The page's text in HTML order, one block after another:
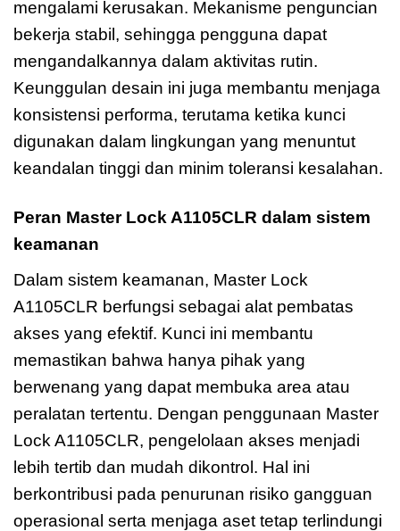
mengalami kerusakan. Mekanisme penguncian
bekerja stabil, sehingga pengguna dapat
mengandalkannya dalam aktivitas rutin.
Keunggulan desain ini juga membantu menjaga
konsistensi performa, terutama ketika kunci
digunakan dalam lingkungan yang menuntut
keandalan tinggi dan minim toleransi kesalahan.
Peran Master Lock A1105CLR dalam sistem
keamanan
Dalam sistem keamanan, Master Lock
A1105CLR berfungsi sebagai alat pembatas
akses yang efektif. Kunci ini membantu
memastikan bahwa hanya pihak yang
berwenang yang dapat membuka area atau
peralatan tertentu. Dengan penggunaan Master
Lock A1105CLR, pengelolaan akses menjadi
lebih tertib dan mudah dikontrol. Hal ini
berkontribusi pada penurunan risiko gangguan
operasional serta menjaga aset tetap terlindungi